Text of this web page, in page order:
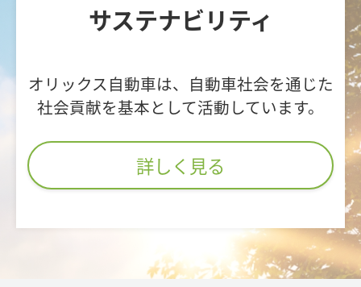
サステナビリティ
オリックス自動車は、自動車社会を通じた
社会貢献を基本として活動しています。
詳しく見る